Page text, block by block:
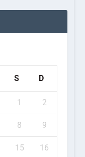
S D
1 2
8 9
15 16